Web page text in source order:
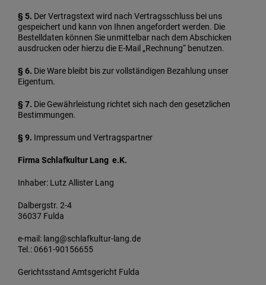
§ 5. Der Vertragstext wird nach Vertragsschluss bei uns
gespeichert und kann von Ihnen angefordert werden. Die
Bestelldaten können Sie unmittelbar nach dem Abschicken
ausdrucken oder hierzu die E-Mail „Rechnung“ benutzen.
§ 6. Die Ware bleibt bis zur vollständigen Bezahlung unser
Eigentum.
§ 7. Die Gewährleistung richtet sich nach den gesetzlichen
Bestimmungen.
§ 9. Impressum und Vertragspartner
Firma Schlafkultur Lang e.K.
Inhaber: Lutz Allister Lang
Dalbergstr. 2-4
36037 Fulda
e-mail: lang@schlafkultur-lang.de
Tel.: 0661-90156655
Gerichtsstand Amtsgericht Fulda